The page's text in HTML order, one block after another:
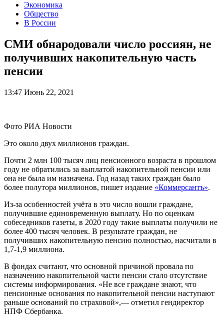
Экономика
Общество
В России
СМИ обнародовали число россиян, не
получивших накопительную часть
пенсии
13:47 Июнь 22, 2021
Фото РИА Новости
Это около двух миллионов граждан.
Почти 2 млн 100 тысяч лиц пенсионного возраста в прошлом
году не обратились за выплатой накопительной пенсии или
она не была им назначена. Год назад таких граждан было
более полутора миллионов, пишет издание «Коммерсантъ».
Из-за особенностей учёта в это число вошли граждане,
получившие единовременную выплату. Но по оценкам
собеседников газеты, в 2020 году такие выплаты получили не
более 400 тысяч человек. В результате граждан, не
получивших накопительную пенсию полностью, насчитали в
1,7-1,9 миллиона.
В фондах считают, что основной причиной провала по
назначению накопительной части пенсии стало отсутствие
системы информирования. «Не все граждане знают, что
пенсионные основания по накопительной пенсии наступают
раньше оснований по страховой»,— отметил гендиректор
НПФ Сбербанка.